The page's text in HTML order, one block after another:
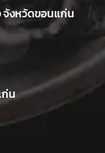
จังหวัดขอนแก่น
ก่น